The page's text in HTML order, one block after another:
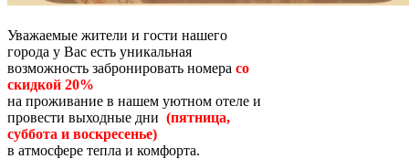
Уважаемые жители и гости нашего
города у Вас есть уникальная
возможность забронировать номера со
скидкой 20%
на проживание в нашем уютном отеле и
провести выходные дни (пятница,
суббота и воскресенье)
в атмосфере тепла и комфорта.